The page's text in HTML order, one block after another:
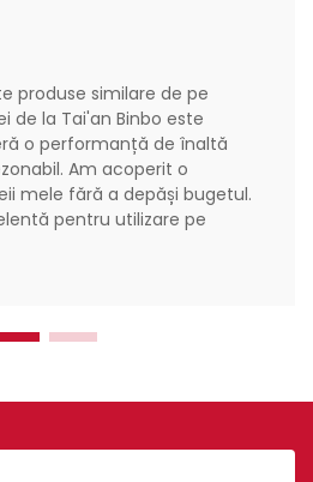
produse similare de pe
de la Tai'an Binbo este
o performanță de înaltă
Am acoperit o
mele fără a depăși bugetul.
pentru utilizare pe